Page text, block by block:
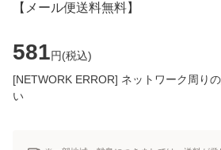
【メール便送料無料】
581円(税込)
[NETWORK ERROR] ネットワーク周り
い